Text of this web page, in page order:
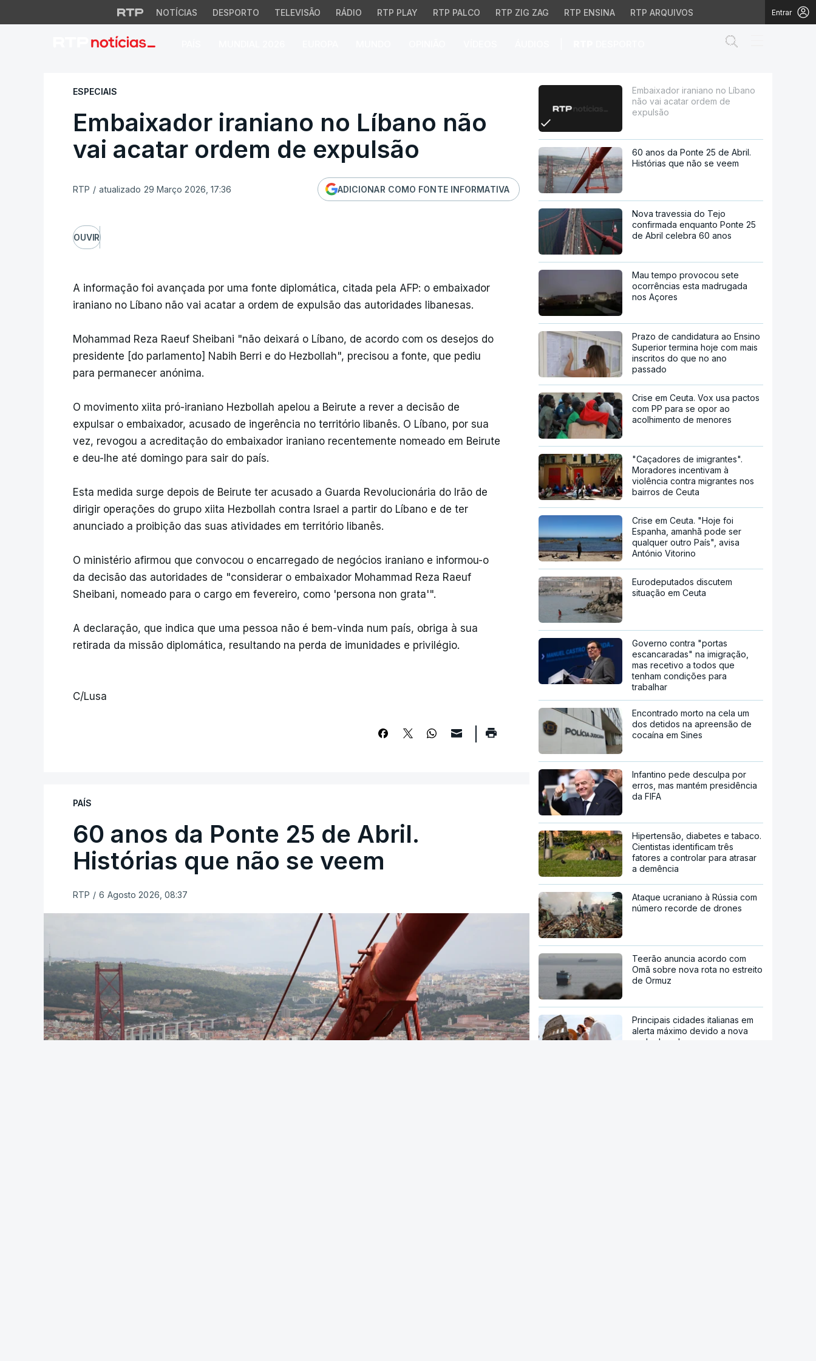
NOTÍCIAS DESPORTO TELEVISÃO RÁDIO RTP PLAY RTP PALCO RTP ZIG ZAG RTP ENSINA RTP ARQUIVOS Entrar
Embaixador iraniano no Líbano não vai acatar ordem de expulsão
ESPECIAIS
Embaixador iraniano no Líbano não
vai acatar ordem de expulsão
RTP / atualizado 29 Março 2026, 17:36 ADICIONAR COMO FONTE INFORMATIVA
OUVIR
A informação foi avançada por uma fonte diplomática, citada pela AFP: o embaixador
iraniano no Líbano não vai acatar a ordem de expulsão das autoridades libanesas.
Mohammad Reza Raeuf Sheibani "não deixará o Líbano, de acordo com os desejos do
presidente [do parlamento] Nabih Berri e do Hezbollah", precisou a fonte, que pediu
para permanecer anónima.
O movimento xiita pró-iraniano Hezbollah apelou a Beirute a rever a decisão de
expulsar o embaixador, acusado de ingerência no território libanês. O Líbano, por sua
vez, revogou a acreditação do embaixador iraniano recentemente nomeado em Beirute
e deu-lhe até domingo para sair do país.
Esta medida surge depois de Beirute ter acusado a Guarda Revolucionária do Irão de
dirigir operações do grupo xiita Hezbollah contra Israel a partir do Líbano e de ter
anunciado a proibição das suas atividades em território libanês.
O ministério afirmou que convocou o encarregado de negócios iraniano e informou-o
da decisão das autoridades de "considerar o embaixador Mohammad Reza Raeuf
Sheibani, nomeado para o cargo em fevereiro, como 'persona non grata'".
A declaração, que indica que uma pessoa não é bem-vinda num país, obriga à sua
retirada da missão diplomática, resultando na perda de imunidades e privilégio.
C/Lusa
PAÍS
60 anos da Ponte 25 de Abril.
Histórias que não se veem
RTP / 6 Agosto 2026, 08:37
Embaixador iraniano no Líbano
não vai acatar ordem de
expulsão
60 anos da Ponte 25 de Abril.
Histórias que não se veem
Nova travessia do Tejo
confirmada enquanto Ponte 25
de Abril celebra 60 anos
Mau tempo provocou sete
ocorrências esta madrugada
nos Açores
Prazo de candidatura ao Ensino
Superior termina hoje com mais
inscritos do que no ano
passado
Crise em Ceuta. Vox usa pactos
com PP para se opor ao
acolhimento de menores
"Caçadores de imigrantes".
Moradores incentivam à
violência contra migrantes nos
bairros de Ceuta
Crise em Ceuta. "Hoje foi
Espanha, amanhã pode ser
qualquer outro País", avisa
António Vitorino
Eurodeputados discutem
situação em Ceuta
Governo contra "portas
escancaradas" na imigração,
mas recetivo a todos que
tenham condições para
trabalhar
Encontrado morto na cela um
dos detidos na apreensão de
cocaína em Sines
Infantino pede desculpa por
erros, mas mantém presidência
da FIFA
Hipertensão, diabetes e tabaco.
Cientistas identificam três
fatores a controlar para atrasar
a demência
Ataque ucraniano à Rússia com
número recorde de drones
Teerão anuncia acordo com
Omã sobre nova rota no estreito
de Ormuz
Principais cidades italianas em
alerta máximo devido a nova
onda de calor